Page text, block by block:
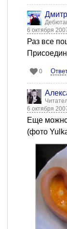
6 октября
Раз все
0
6 октября
Еще
(фото